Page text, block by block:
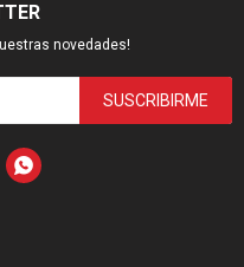
novedades!
SUSCRIBIRME
